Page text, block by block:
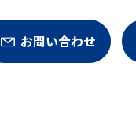
お問い合わせ